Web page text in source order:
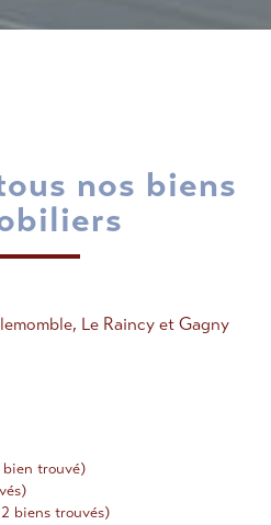
Le Raincy et Gagny
bien trouvé)
biens trouvés)